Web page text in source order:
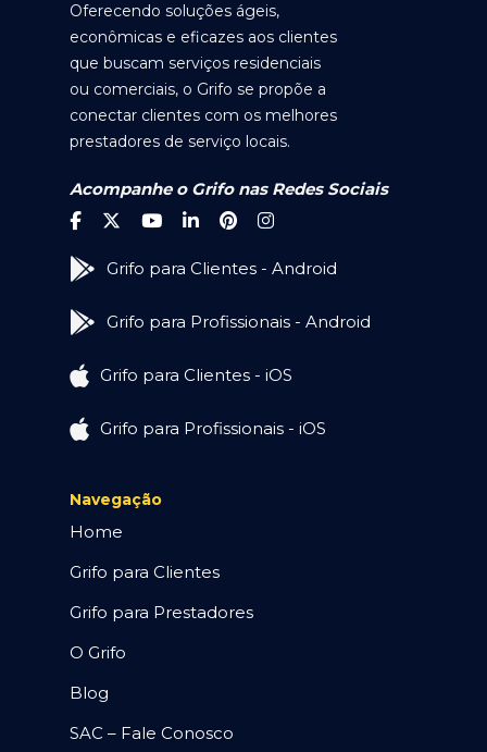
Oferecendo soluções ágeis,
econômicas e eficazes aos clientes
que buscam serviços residenciais
ou comerciais, o Grifo se propõe a
conectar clientes com os melhores
prestadores de serviço locais.
Acompanhe o Grifo nas Redes Sociais
Grifo para Clientes - Android
Grifo para Profissionais - Android
Grifo para Clientes - iOS
Grifo para Profissionais - iOS
Navegação
Home
Grifo para Clientes
Grifo para Prestadores
O Grifo
Blog
SAC – Fale Conosco